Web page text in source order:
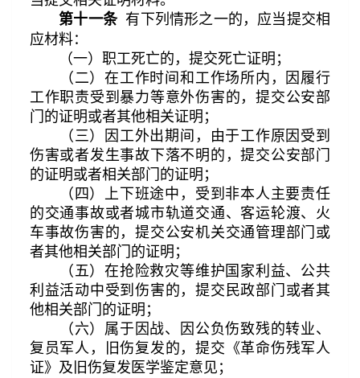
第十一条有下列情形之一的，应当提交相
应材料：
（一）职工死亡的，提交死亡证明；
（二）在工作时间和工作场所内，因履行
工作职责受到暴力等意外伤害的，提交公安部
门的证明或者其他相关证明；
（三）因工外出期间，由于工作原因受到
伤害或者发生事故下落不明的，提交公安部门
的证明或者相关部门的证明；
（四）上下班途中，受到非本人主要责任
的交通事故或者城市轨道交通、客运轮渡、火
车事故伤害的，提交公安机关交通管理部门或
者其他相关部门的证明；
（五）在抢险救灾等维护国家利益、公共
利益活动中受到伤害的，提交民政部门或者其
他相关部门的证明；
（六）属于因战、因公负伤致残的转业、
复员军人，旧伤复发的，提交《革命伤残军人
证》及旧伤复发医学鉴定意见；